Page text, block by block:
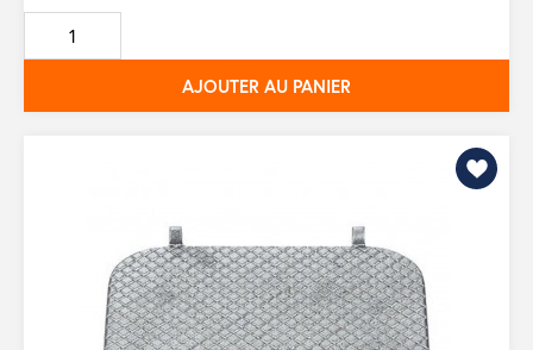
de
base
AJOUTER AU PANIER